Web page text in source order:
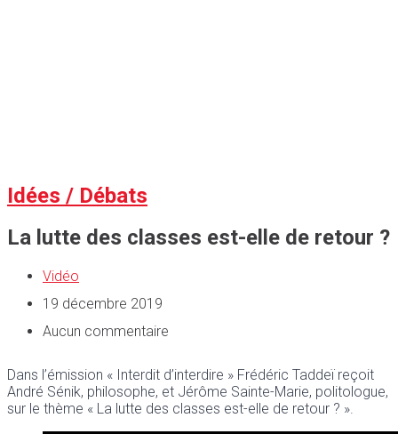
Idées / Débats
La lutte des classes est-elle de retour ?
Vidéo
19 décembre 2019
Aucun commentaire
Dans l’émission « Interdit d’interdire » Frédéric Taddeï reçoit
André Sénik, philosophe, et Jérôme Sainte-Marie, politologue,
sur le thème « La lutte des classes est-elle de retour ? ».